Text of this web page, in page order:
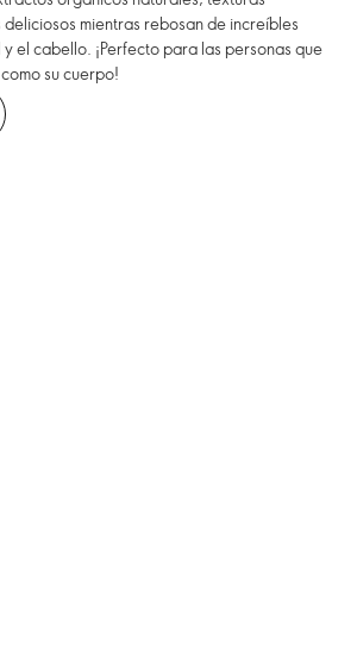
mientras rebosan de increíbles
el cabello. ¡Perfecto para las personas que
su cuerpo!